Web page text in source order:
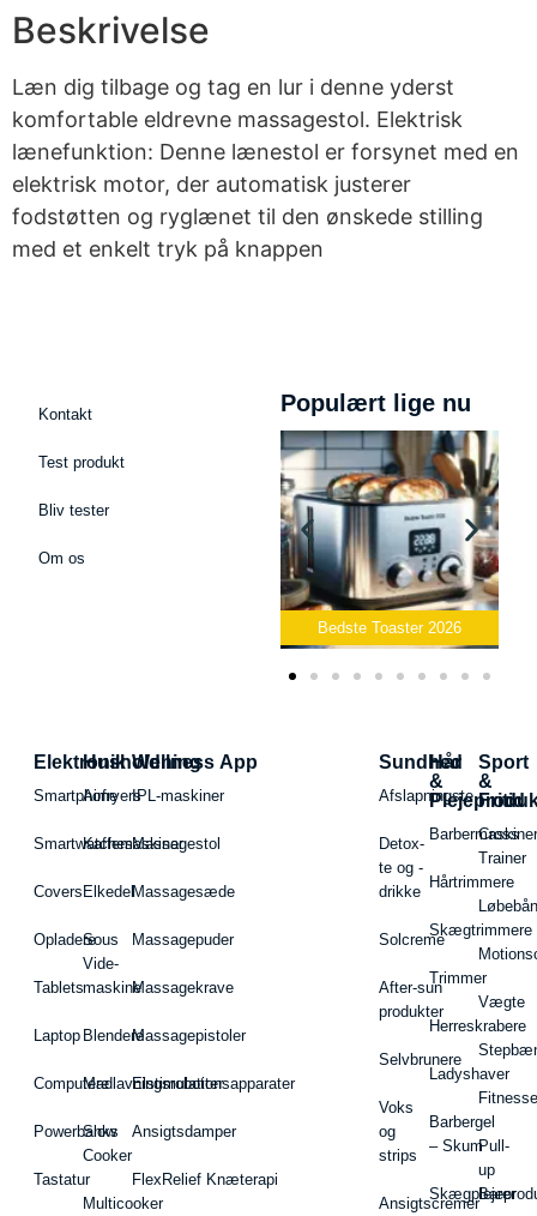
Beskrivelse
Læn dig tilbage og tag en lur i denne yderst
komfortable eldrevne massagestol. Elektrisk
lænefunktion: Denne lænestol er forsynet med en
elektrisk motor, der automatisk justerer
fodstøtten og ryglænet til den ønskede stilling
med et enkelt tryk på knappen
Kontakt
Test produkt
Bliv tester
Om os
Populært lige nu
Bedste Toaster 2026
Elektronik
Smartphone
Smartwatches
Covers
Opladere
Tablets
Laptop
Computere
Powerbanks
Tastatur
Husholdning
Airfryers
Kaffemaskiner
Elkedel
Sous
Vide-
maskine
Blendere
Madlavningsrobotter
Slow
Cooker
Multicooker
Wellness App
IPL-maskiner
Massagestol
Massagesæde
Massagepuder
Massagekrave
Massagepistoler
Elstimulationsapparater
Ansigtsdamper
FlexRelief Knæterapi
Sundhed
Afslapningste
Detox-
te og -
drikke
Solcreme
After-sun
produkter
Selvbrunere
Voks
og
strips
Ansigtscremer
Hår
&
Hårtrimmere
Skægtrimmere
Trimmer
Herreskrabere
Ladyshaver
Barbergel
– Skum
Sport
&
Fritid
Cross
Trainer
Vægte
Pull-
up
Barer